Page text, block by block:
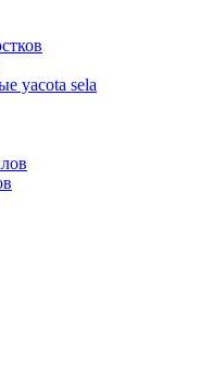
yacota sela